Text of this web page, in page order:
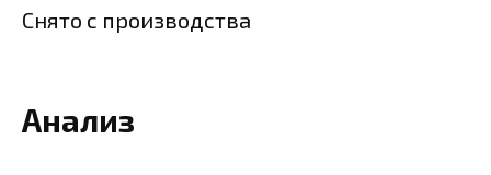
Снято с производства
Анализ